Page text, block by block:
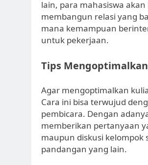
lain, para mahasiswa
membangun relasi yang
mana kemampuan
untuk pekerjaan.
Tips
Agar mengoptimalkan
Cara ini bisa terwujud
pembicara. Dengan
memberikan pertanyaan
maupun diskusi
pandangan yang lain.